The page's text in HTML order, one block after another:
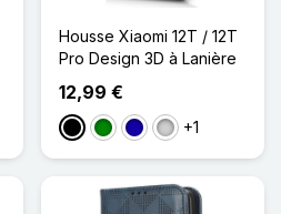
Housse Xiaomi 12T / 12T
Pro Design 3D à Lanière
12,99 €
NoirVertBleu Foncé
Argenté
+1